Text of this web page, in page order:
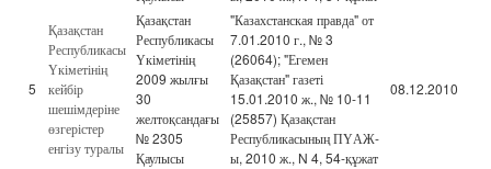
5
Қазақстан
Республикасы
Үкіметінің
кейбір
шешімдеріне
өзгерістер
енгізу туралы
Қазақстан
Республикасы
Үкіметінің
2009 жылғы
30
желтоқсандағы
№ 2305
Қаулысы
"Казахстанская правда" от
7.01.2010 г., № 3
(26064); "Егемен
Қазақстан" газеті
15.01.2010 ж., № 10-11
(25857) Қазақстан
Республикасының ПҮАЖ-
ы, 2010 ж., N 4, 54-құжат
08.12.2010